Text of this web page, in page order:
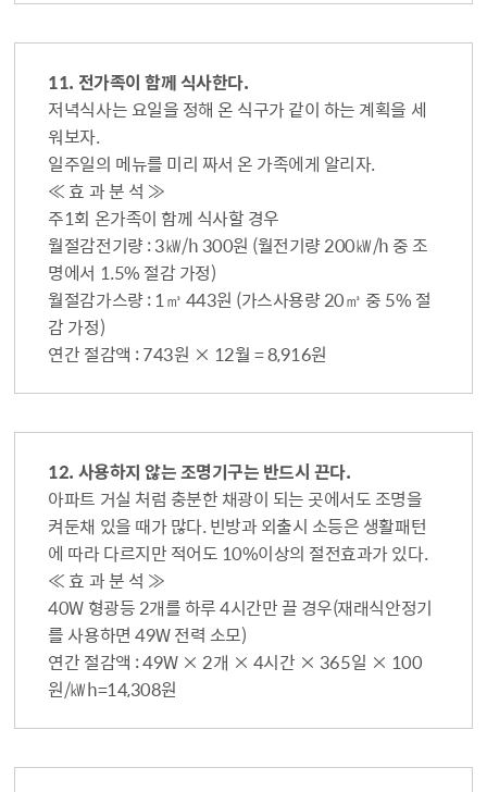
11. 전가족이 함께 식사한다.
저녁식사는 요일을 정해 온 식구가 같이 하는 계획을 세
워보자.
일주일의 메뉴를 미리 짜서 온 가족에게 알리자.
≪ 효 과 분 석 ≫
주1회 온가족이 함께 식사할 경우
월절감전기량 : 3㎾/h 300원 (월전기량 200㎾/h 중 조
명에서 1.5% 절감 가정)
월절감가스량 : 1㎥ 443원 (가스사용량 20㎥ 중 5% 절
감 가정)
연간 절감액 : 743원 × 12월 = 8,916원
12. 사용하지 않는 조명기구는 반드시 끈다.
아파트 거실 처럼 충분한 채광이 되는 곳에서도 조명을
켜둔채 있을 때가 많다. 빈방과 외출시 소등은 생활패턴
에 따라 다르지만 적어도 10%이상의 절전효과가 있다.
≪ 효 과 분 석 ≫
40W 형광등 2개를 하루 4시간만 끌 경우(재래식안정기
를 사용하면 49W 전력 소모)
연간 절감액 : 49W × 2개 × 4시간 × 365일 × 100
원/㎾h=14,308원